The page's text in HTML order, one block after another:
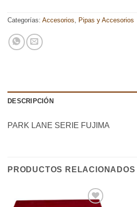
Categorías: Accesorios Pipas y Accesorios
DESCRIPCIÓN
PARK LANE SERIE FUJIMA
PRODUCTOS RELACIONADOS